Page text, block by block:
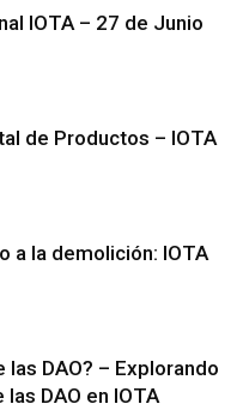
IOTA – 27 de Junio
de Productos – IOTA
a la demolición: IOTA
las DAO? – Explorando
DAO en IOTA